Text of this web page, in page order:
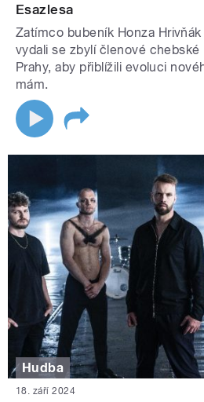
Esazlesa
Zatímco bubeník Honza
vydali se zbylí členové chebské
Prahy, aby přiblížili evoluci
mám.
Hudba
18. září 2024